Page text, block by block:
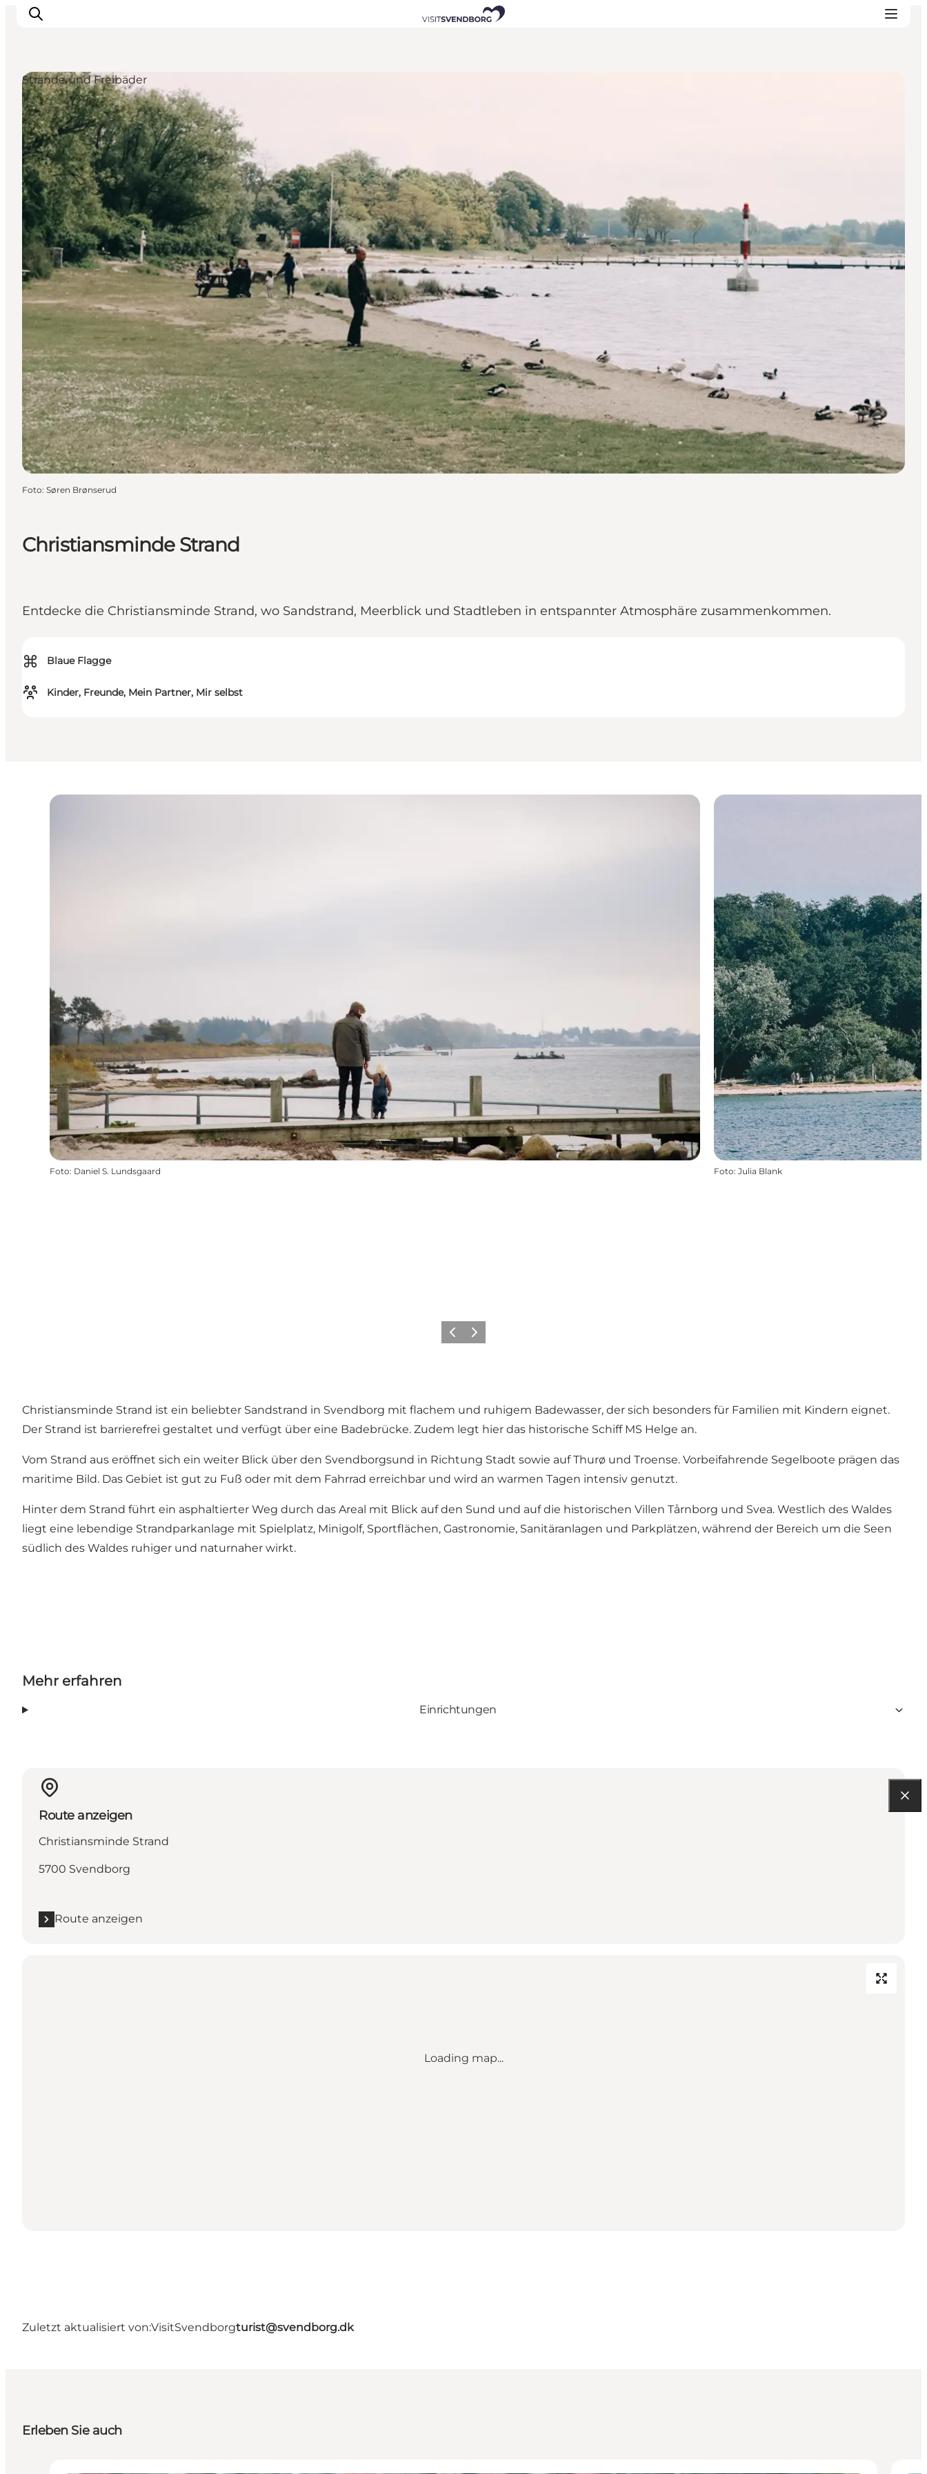
Veranstaltungen
Essen und Trinken
Shopping in Svendborg
Übernachtung
Den Urlaub planen
Christiansminde Strand
Entdecke die Christiansminde Strand, wo Sandstrand, Meerblick und Stadtleben in entspannter Atmosphäre zusammenkommen.
⌘ Blaue Flagge
Kinder, Freunde, Mein Partner, Mir selbst
Strände und Freibäder
Foto: Søren Brønserud
Foto: Daniel S. Lundsgaard Foto: Julia Blank
Vorherige Folie
Nächste Folie
Christiansminde Strand ist ein beliebter Sandstrand in Svendborg mit flachem und ruhigem Badewasser, der sich besonders für Familien mit Kindern eignet.
Der Strand ist barrierefrei gestaltet und verfügt über eine Badebrücke. Zudem legt hier das historische Schiff MS Helge an.
Vom Strand aus eröffnet sich ein weiter Blick über den Svendborgsund in Richtung Stadt sowie auf Thurø und Troense. Vorbeifahrende Segelboote prägen das
maritime Bild. Das Gebiet ist gut zu Fuß oder mit dem Fahrrad erreichbar und wird an warmen Tagen intensiv genutzt.
Hinter dem Strand führt ein asphaltierter Weg durch das Areal mit Blick auf den Sund und auf die historischen Villen Tårnborg und Svea. Westlich des Waldes
liegt eine lebendige Strandparkanlage mit Spielplatz, Minigolf, Sportflächen, Gastronomie, Sanitäranlagen und Parkplätzen, während der Bereich um die Seen
südlich des Waldes ruhiger und naturnaher wirkt.
Mehr erfahren
Einrichtungen
Route anzeigen
Christiansminde Strand
5700 Svendborg
Route anzeigen
Loading map...
Zuletzt aktualisiert von:VisitSvendborgturist@svendborg.dk
Erleben Sie auch